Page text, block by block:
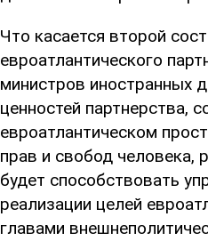
Что касается второй
евроатлантического
министров иностранных
ценностей партнерства,
евроатлантическом
прав и свобод человека,
будет способствовать
реализации целей
главами